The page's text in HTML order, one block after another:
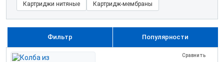
Картриджи нитяные
Картридж-мембраны
Популярности
Фильтр
Сравнить